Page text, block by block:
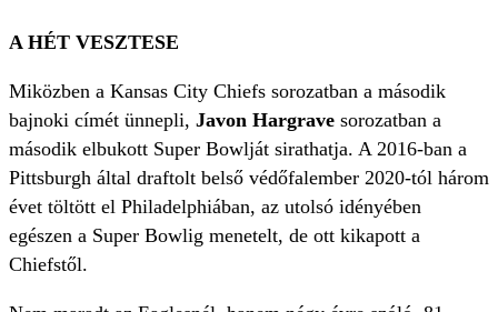
A HÉT VESZTESE
Miközben a Kansas City Chiefs sorozatban a második
bajnoki címét ünnepli, Javon Hargrave sorozatban a
második elbukott Super Bowlját sirathatja. A 2016-ban a
Pittsburgh által draftolt belső védőfalember 2020-tól három
évet töltött el Philadelphiában, az utolsó idényében
egészen a Super Bowlig menetelt, de ott kikapott a
Chiefstől.